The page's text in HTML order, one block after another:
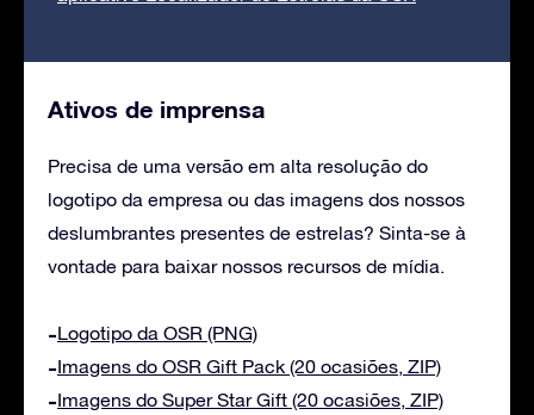
Ativos de imprensa
Precisa de uma versão em alta resolução do
logotipo da empresa ou das imagens dos nossos
deslumbrantes presentes de estrelas? Sinta-se à
vontade para baixar nossos recursos de mídia.
Logotipo da OSR (PNG)
Imagens do OSR Gift Pack (20 ocasiões, ZIP)
Imagens do Super Star Gift (20 ocasiões, ZIP)